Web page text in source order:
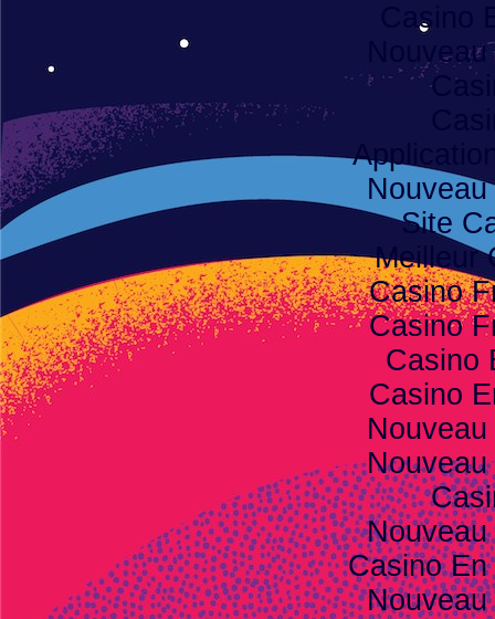
Casino
Site
Meilleur
Casino
Casino
Casino
Casino
Casino